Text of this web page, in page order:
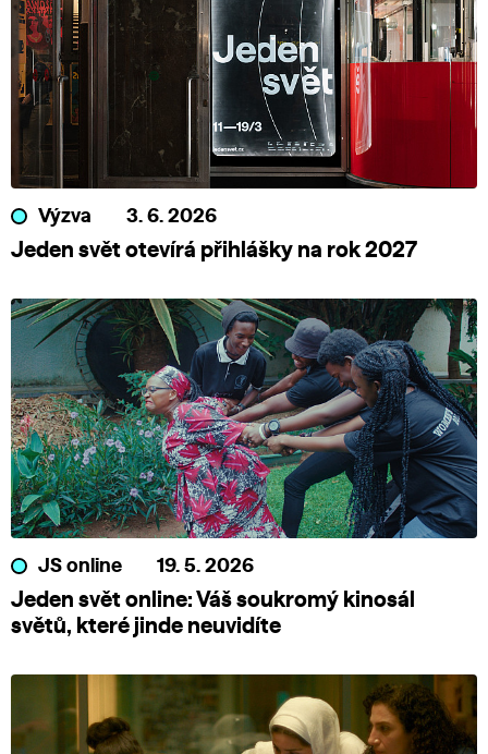
Výzva 3. 6. 2026
Jeden svět otevírá přihlášky na rok 2027
JS online 19. 5. 2026
Jeden svět online: Váš soukromý kinosál
světů, které jinde neuvidíte